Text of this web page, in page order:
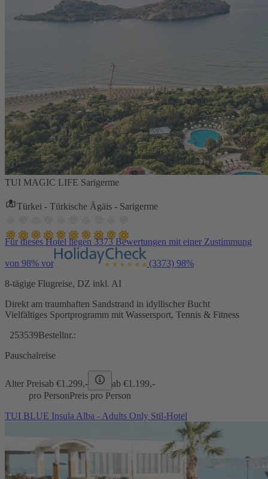
TUI MAGIC LIFE Sarigerme
Türkei - Türkische Ägäis - Sarigerme
Für dieses Hotel liegen 3373 Bewertungen mit einer Zustimmung
von 98% vor (3373) 98%
8-tägige Flugreise, DZ inkl. AI
Direkt am traumhaften Sandstrand in idyllischer Bucht
Vielfältiges Sportprogramm mit Wassersport, Tennis & Fitness
253539Bestellnr.:
Pauschalreise
Alter Preisab €1.299,- ab €1.199,-
pro PersonPreis pro Person
TUI BLUE Insula Alba - Adults Only Stil-Hotel